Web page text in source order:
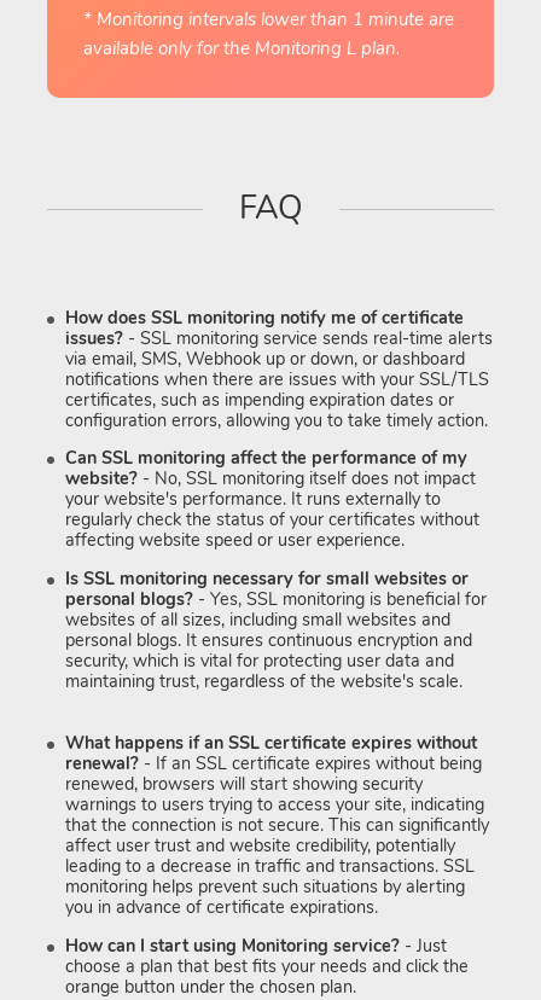
* Monitoring intervals lower than 1 minute are
available only for the Monitoring L plan.
FAQ
How does SSL monitoring notify me of certificate
issues? - SSL monitoring service sends real-time alerts
via email, SMS, Webhook up or down, or dashboard
notifications when there are issues with your SSL/TLS
certificates, such as impending expiration dates or
configuration errors, allowing you to take timely action.
Can SSL monitoring affect the performance of my
website? - No, SSL monitoring itself does not impact
your website's performance. It runs externally to
regularly check the status of your certificates without
affecting website speed or user experience.
Is SSL monitoring necessary for small websites or
personal blogs? - Yes, SSL monitoring is beneficial for
websites of all sizes, including small websites and
personal blogs. It ensures continuous encryption and
security, which is vital for protecting user data and
maintaining trust, regardless of the website's scale.
What happens if an SSL certificate expires without
renewal? - If an SSL certificate expires without being
renewed, browsers will start showing security
warnings to users trying to access your site, indicating
that the connection is not secure. This can significantly
affect user trust and website credibility, potentially
leading to a decrease in traffic and transactions. SSL
monitoring helps prevent such situations by alerting
you in advance of certificate expirations.
How can I start using Monitoring service? - Just
choose a plan that best fits your needs and click the
orange button under the chosen plan.